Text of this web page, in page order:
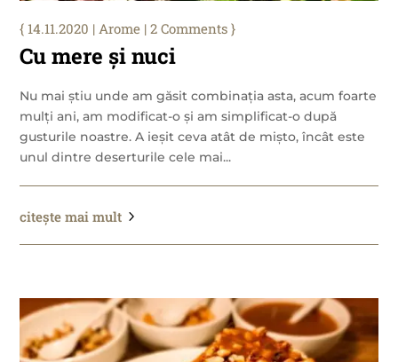
Cu mere și nuci
14.11.2020 | Arome | 2 Comments
Nu mai știu unde am găsit combinația asta, acum foarte
mulți ani, am modificat-o și am simplificat-o după
gusturile noastre. A ieșit ceva atât de mișto, încât este
unul dintre deserturile cele mai...
citește mai mult